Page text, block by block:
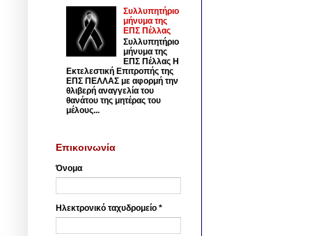
Συλλυπητήριο
μήνυμα της
ΕΠΣ Πέλλας
Συλλυπητήριο
μήνυμα της
ΕΠΣ Πέλλας Η
Εκτελεστική Επιτροπής της
ΕΠΣ ΠΕΛΛΑΣ με αφορμή την
θλιβερή αναγγελία του
θανάτου της μητέρας του
μέλους...
Επικοινωνία
Όνομα
Ηλεκτρονικό ταχυδρομείο *